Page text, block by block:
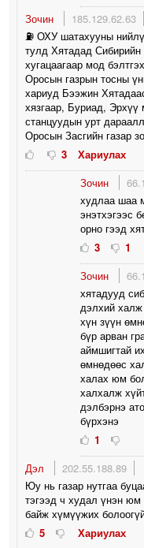
Зочин
185.129.62.63
⛽️ ОХУ шатахууны
тулд Хятадад Сибирийн
хугацаагаар мод
Оросын газрын тосны
хариуд Бээжин
хязгаар, Буриад,
станцуудын урт
Оросын Засгийн газар
3
Хариулах
Зочин
худлаа шаа
энэтхэгээс
орно гээд
3
1
Зочин
хятадууд
дэлхий халж
хүн зүүн
бүр арван
аймшигтай
өмнөдөөс
халах юм
халхалж
дэлбэрнэ
бүрхэнэ
1
Дэл
202.55.188.89
Юу нь газар нутгаа
тэгээд ч худал үнэн
байж хүмүүжих
5
Хариулах